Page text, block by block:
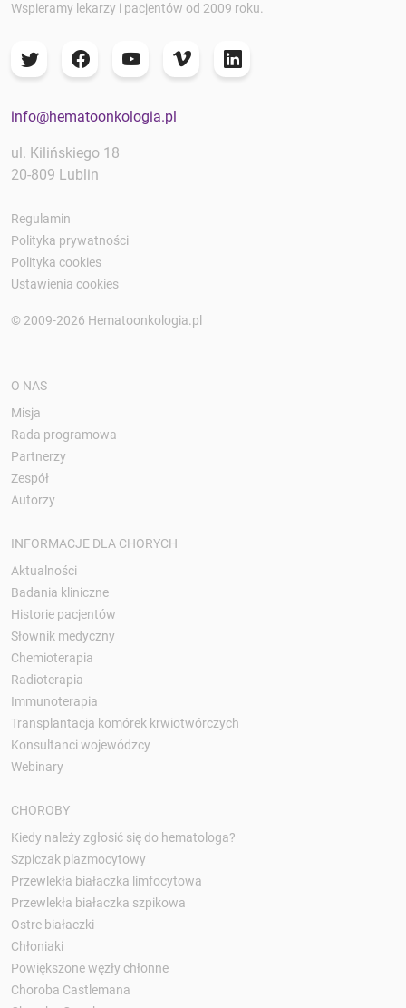
Wspieramy lekarzy i pacjentów od 2009 roku.
info@hematoonkologia.pl
ul. Kilińskiego 18
20-809 Lublin
Regulamin
Polityka prywatności
Polityka cookies
Ustawienia cookies
© 2009-2026 Hematoonkologia.pl
O NAS
Misja
Rada programowa
Partnerzy
Zespół
Autorzy
INFORMACJE DLA CHORYCH
Aktualności
Badania kliniczne
Historie pacjentów
Słownik medyczny
Chemioterapia
Radioterapia
Immunoterapia
Transplantacja komórek krwiotwórczych
Konsultanci wojewódzcy
Webinary
CHOROBY
Kiedy należy zgłosić się do hematologa?
Szpiczak plazmocytowy
Przewlekła białaczka limfocytowa
Przewlekła białaczka szpikowa
Ostre białaczki
Chłoniaki
Powiększone węzły chłonne
Choroba Castlemana